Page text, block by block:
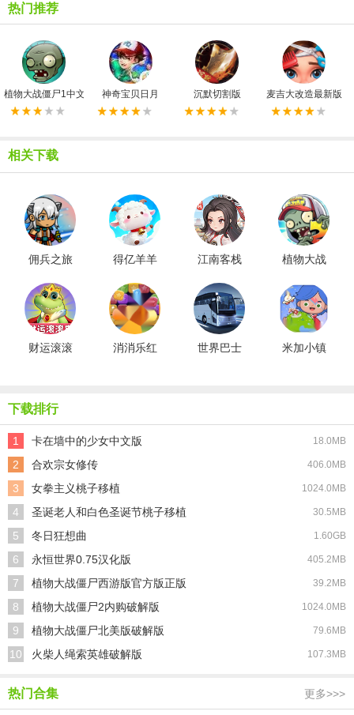
热门推荐
植物大战僵尸1中文原版神奇宝贝日月 沉默切割版 麦吉大改造最新版
相关下载
佣兵之旅
得亿羊羊
江南客栈
植物大战
2shuttle版
财运滚滚
消消乐红
世界巴士
米加小镇
下载排行
1 卡在墙中的少女中文版 18.0MB
2 合欢宗女修传 406.0MB
3 女拳主义桃子移植 1024.0MB
4 圣诞老人和白色圣诞节桃子移植 30.5MB
5 冬日狂想曲 1.60GB
6 永恒世界0.75汉化版 405.2MB
7 植物大战僵尸西游版官方版正版 39.2MB
8 植物大战僵尸2内购破解版 1024.0MB
9 植物大战僵尸北美版破解版 79.6MB
10 火柴人绳索英雄破解版 107.3MB
热门合集 更多>>>